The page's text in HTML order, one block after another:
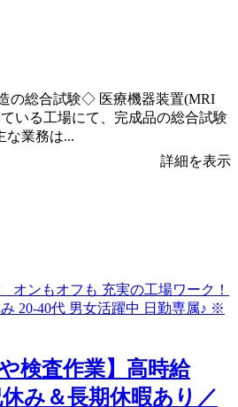
の総合試験◇ 医療機器装置(MRI
いる工場にて、完成品の総合試験
な業務は...
詳細を表示
検査作業】高時給
み＆長期休暇あり／